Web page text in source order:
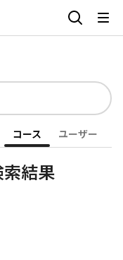
コース ユーザー
結果